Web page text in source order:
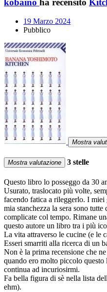
kobaino ha recensito
19 Marzo 2024
Pubblico
Mostra
Mostra valutazione 3 stelle
Questo libro lo posseggo da 30
Usurato, traslocato più volte,
facendo fatica a rileggerlo. I
mia stanchezza la sera sono tutte
complicate col tempo. Rimane
questo autore un libro tra i più
La vita attraverso le cucine (e le
Esseri smarriti alla ricerca di un
Non è la prima recensione che
quando ero molto piccolo
continua ad incuriosirmi.
Fa bella figura di sè nella lista
ehm).